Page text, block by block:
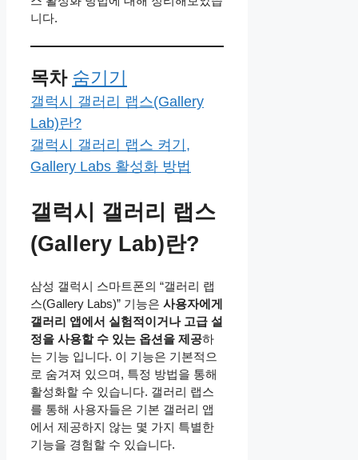
니다.
목차 숨기기
갤럭시 갤러리 랩스(Gallery
Lab)란?
갤럭시 갤러리 랩스 켜기,
Gallery Labs 활성화 방법
갤럭시 갤러리 랩스
(Gallery Lab)란?
삼성 갤럭시 스마트폰의 “갤러리 랩
스(Gallery Labs)” 기능은 사용자에게
갤러리 앱에서 실험적이거나 고급 설
정을 사용할 수 있는 옵션을 제공하
는 기능 입니다. 이 기능은 기본적으
로 숨겨져 있으며, 특정 방법을 통해
활성화할 수 있습니다. 갤러리 랩스
를 통해 사용자들은 기본 갤러리 앱
에서 제공하지 않는 몇 가지 특별한
기능을 경험할 수 있습니다.